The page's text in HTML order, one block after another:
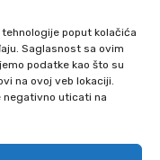
poput kolačića
Saglasnost sa ovim
podatke kao što su
na ovoj veb lokaciji.
negativno uticati na